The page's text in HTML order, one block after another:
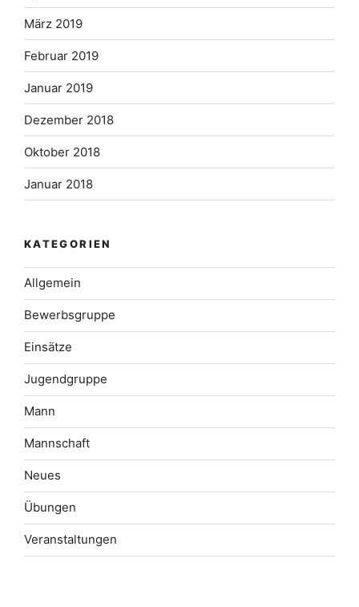
März 2019
Februar 2019
Januar 2019
Dezember 2018
Oktober 2018
Januar 2018
KATEGORIEN
Allgemein
Bewerbsgruppe
Einsätze
Jugendgruppe
Mann
Mannschaft
Neues
Übungen
Veranstaltungen